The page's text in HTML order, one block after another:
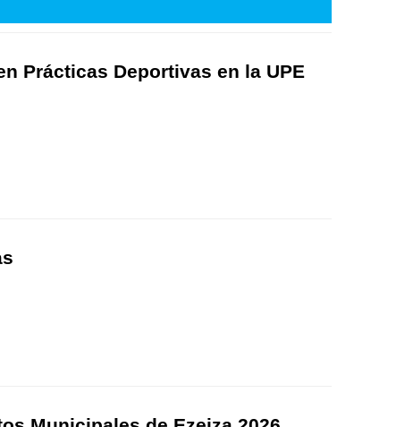
Prácticas Deportivas en la UPE